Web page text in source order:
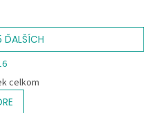
ĎALŠÍCH
celkom